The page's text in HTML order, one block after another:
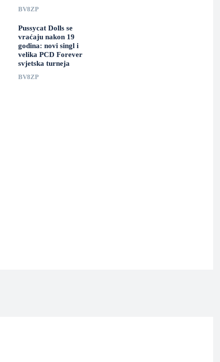
BV8ZP
Pussycat Dolls se
vraćaju nakon 19
godina: novi singl i
velika PCD Forever
svjetska turneja
BV8ZP